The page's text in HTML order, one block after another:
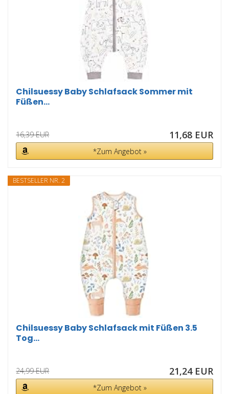
Chilsuessy Baby Schlafsack Sommer mit
Füßen...
16,39 EUR 11,68 EUR
*Zum Angebot »
BESTSELLER NR. 2
Chilsuessy Baby Schlafsack mit Füßen 3.5
Tog...
24,99 EUR 21,24 EUR
*Zum Angebot »